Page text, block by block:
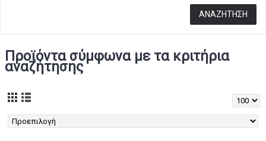
Προϊόντα σύμφωνα με τα κριτήρια
αναζήτησης